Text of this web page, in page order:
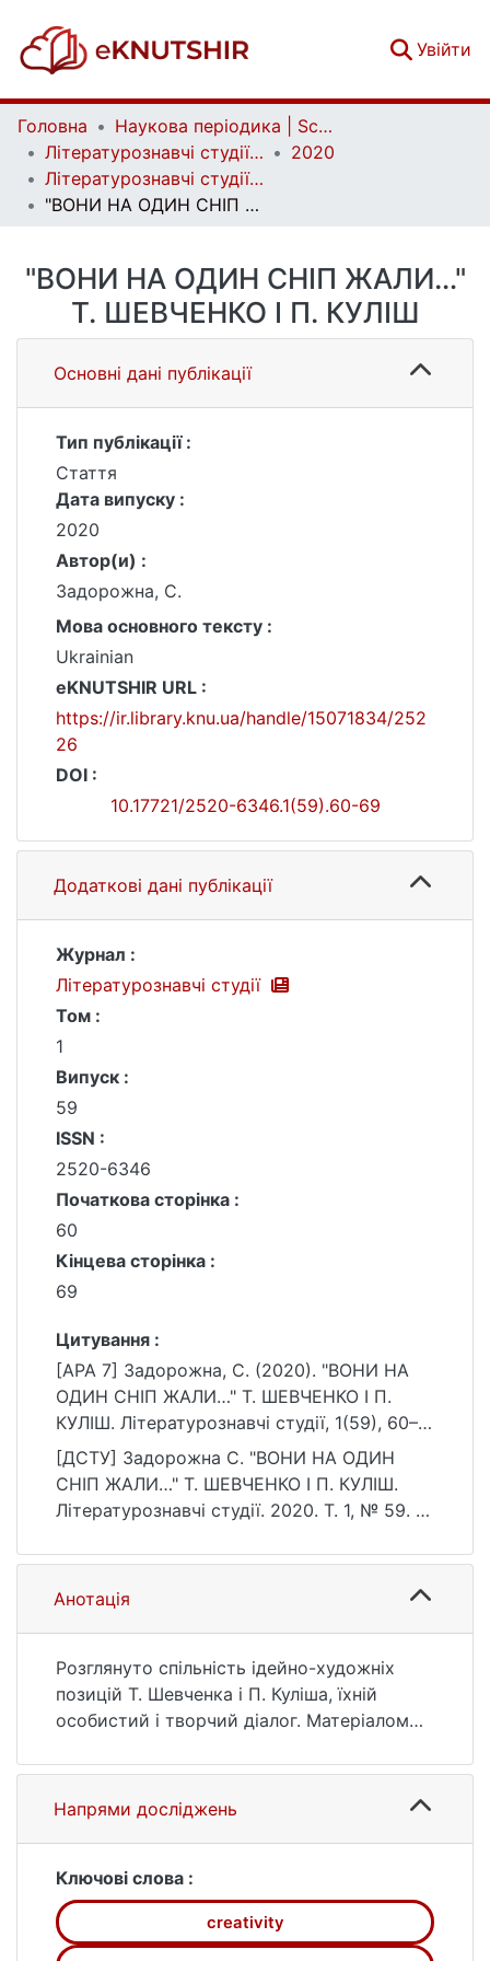
Увійти
Головна
Наукова періодика | Scientific periodicals
Літературознавчі студії | Literary Studies
2020
Літературознавчі студії. Том 1. № 59
"ВОНИ НА ОДИН СНІП ЖАЛИ…" Т. ШЕВЧЕНКО І П. КУЛІШ
"ВОНИ НА ОДИН СНІП ЖАЛИ…"
Т. ШЕВЧЕНКО І П. КУЛІШ
Основні дані публікації
Тип публікації :
Стаття
Дата випуску :
2020
Автор(и) :
Задорожна, С.
Мова основного тексту :
Ukrainian
eKNUTSHIR URL :
https://ir.library.knu.ua/handle/15071834/252
26
DOI :
10.17721/2520-6346.1(59).60-69
Додаткові дані публікації
Журнал :
Літературознавчі студії
Том :
1
Випуск :
59
ISSN :
2520-6346
Початкова сторінка :
60
Кінцева сторінка :
69
Цитування :
[APA 7] Задорожна, С. (2020). "ВОНИ НА
ОДИН СНІП ЖАЛИ…" Т. ШЕВЧЕНКО І П.
КУЛІШ. Літературознавчі студії, 1(59), 60–
69. https://doi.org/10.17721/2520-
6346.1(59).60-69
[ДСТУ] Задорожна С. "ВОНИ НА ОДИН
СНІП ЖАЛИ…" Т. ШЕВЧЕНКО І П. КУЛІШ.
Літературознавчі студії. 2020. Т. 1, № 59. С.
69 (дата звернення: 25.07.2026).
Анотація
Розглянуто спільність ідейно-художніх
позицій Т. Шевченка і П. Куліша, їхній
особистий і творчий діалог. Матеріалом
твори Т. Шевченка і П. Куліша, їхнє
листування, а також інтерпретаційні
оцінки вітчизняних і діаспорних учених
концептуальне бачення заявленої теми,
доповнюється існуючий
літературознавчий коментар.
Напрями досліджень
Ключові слова :
creativity